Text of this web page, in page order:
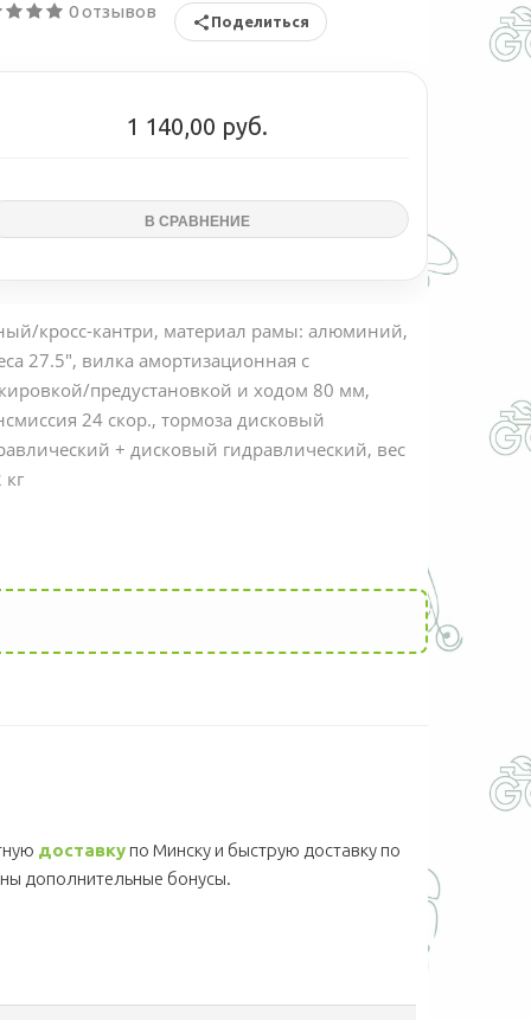
0 отзывов Поделиться
1 140,00 руб.
кросс-кантри, материал рамы: алюминий,
27.5", вилка амортизационная с
предустановкой и ходом 80 мм,
24 скор., тормоза дисковый
+ дисковый гидравлический, вес
кг
доставку по Минску и быструю доставку по
дополнительные бонусы.